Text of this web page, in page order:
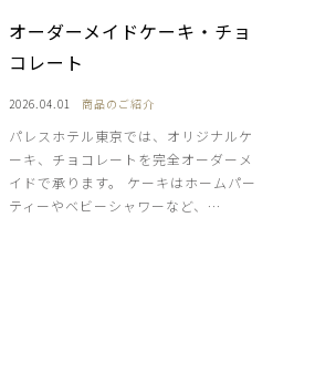
オーダーメイドケーキ・チョ
コレート
2026.04.01 商品のご紹介
パレスホテル東京では、オリジナルケ
ーキ、チョコレートを完全オーダーメ
イドで承ります。 ケーキはホームパー
ティーやベビーシャワーなど、…